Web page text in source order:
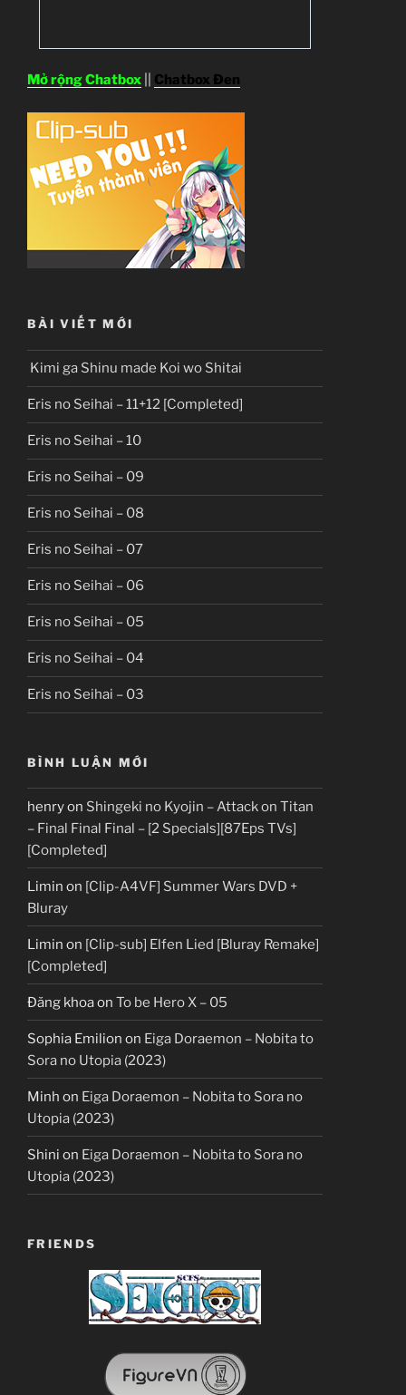
Mở rộng Chatbox Chatbox Đen
BÀI VIẾT MỚI
Kimi ga Shinu made Koi wo Shitai
Eris no Seihai – 11+12 [Completed]
Eris no Seihai – 10
Eris no Seihai – 09
Eris no Seihai – 08
Eris no Seihai – 07
Eris no Seihai – 06
Eris no Seihai – 05
Eris no Seihai – 04
Eris no Seihai – 03
BÌNH LUẬN MỚI
henryon Shingeki no Kyojin – Attack on Titan
– Final Final Final – [2 Specials][87Eps TVs]
[Completed]
Limin on [Clip-A4VF] Summer Wars DVD +
Bluray
Limin on [Clip-sub] Elfen Lied [Bluray Remake]
[Completed]
Đăng khoaon To be Hero X – 05
Sophia Emilion on Eiga Doraemon – Nobita to
Sora no Utopia (2023)
Minh on Eiga Doraemon – Nobita to Sora no
Utopia (2023)
Shini on Eiga Doraemon – Nobita to Sora no
Utopia (2023)
FRIENDS